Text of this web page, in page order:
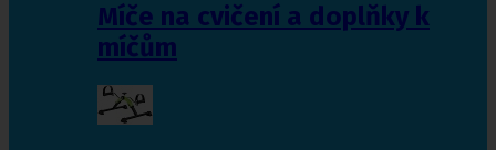
Míče na cvičení a doplňky k
míčům